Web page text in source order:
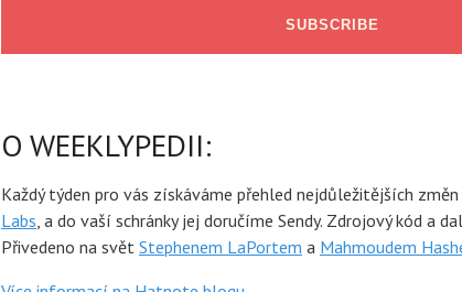
O WEEKLYPEDII:
Každý týden pro vás získáváme přehled nejdůležitějších
Labs, a do vaší schránky jej doručíme Sendy. Zdrojový kód a
Přivedeno na svět Stephenem LaPortem a Mahmoudem